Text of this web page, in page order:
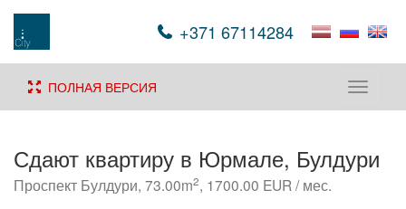
+371 67114284
Toggle
ПОЛНАЯ ВЕРСИЯ
Сдают квартиру в Юрмале, Булдури
Проспект Булдури, 73.00m2, 1700.00 EUR / мес.